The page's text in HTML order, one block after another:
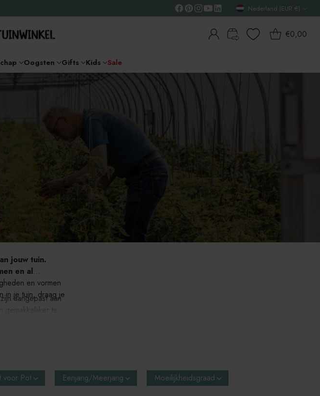
Valuta Nederland (EUR €)
€0,00
Oogsten Gifts Kids Sale
jouw tuin.
en al
en vormen
in je tuin, draag je
aangepast aan
te
van inheemse
voor Pot Eenjarig/Meerjarig Moeilijkheidsgraad